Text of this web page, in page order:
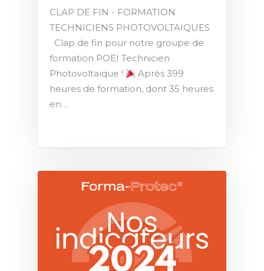
CLAP DE FIN - FORMATION
TECHNICIENS PHOTOVOLTAIQUES
Clap de fin pour notre groupe de
formation POEI Technicien
Photovoltaïque !
Après 399
heures de formation, dont 35 heures
en…